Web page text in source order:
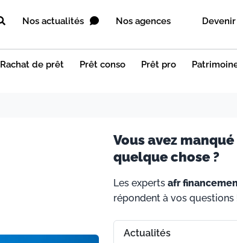
Nos actualités Nos agences
Rachat de prêt Prêt conso Prêt pro
Vous avez manqué
quelque chose ?
Les experts afr
répondent à vos questions
Actualités